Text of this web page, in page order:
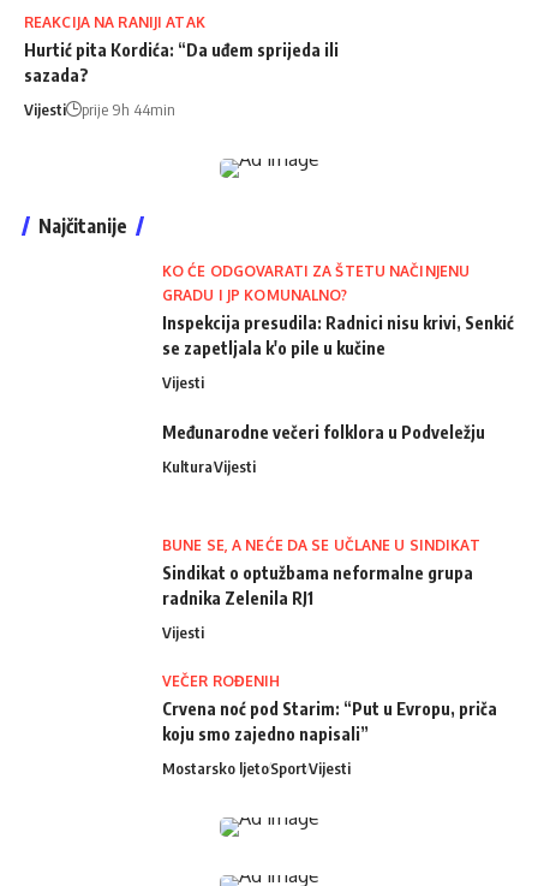
REAKCIJA NA RANIJI ATAK
Hurtić pita Kordića: “Da uđem sprijeda ili
sazada?
Vijesti prije 9h 44min
Najčitanije
KO ĆE ODGOVARATI ZA ŠTETU NAČINJENU
GRADU I JP KOMUNALNO?
Inspekcija presudila: Radnici nisu krivi, Senkić
se zapetljala k'o pile u kučine
Vijesti
Međunarodne večeri folklora u Podveležju
KulturaVijesti
BUNE SE, A NEĆE DA SE UČLANE U SINDIKAT
Sindikat o optužbama neformalne grupa
radnika Zelenila RJ1
Vijesti
VEČER ROĐENIH
Crvena noć pod Starim: “Put u Evropu, priča
koju smo zajedno napisali”
Mostarsko ljetoSportVijesti